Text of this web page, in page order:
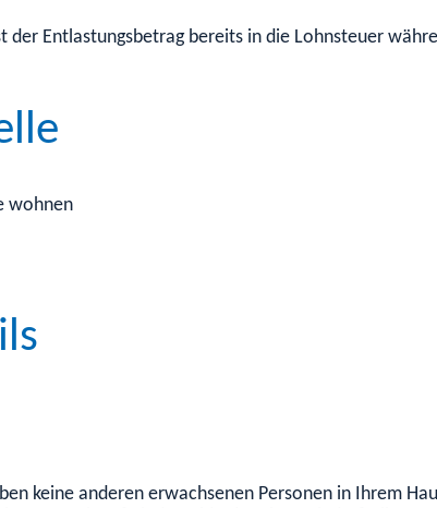
der Entlastungsbetrag bereits in die Lohnsteuer
wohnen
keine anderen erwachsenen Personen in Ihrem